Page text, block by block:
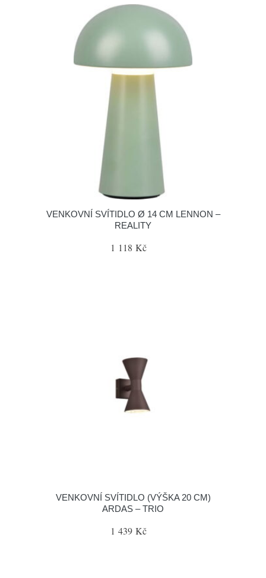
VENKOVNÍ SVÍTIDLO Ø 14 CM LENNON –
REALITY
1 118 Kč
VENKOVNÍ SVÍTIDLO (VÝŠKA 20 CM)
ARDAS – TRIO
1 439 Kč